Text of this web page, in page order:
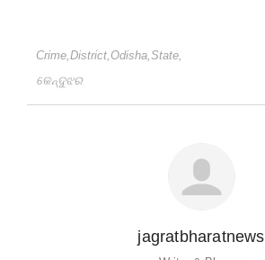
Crime District Odisha State
କେନ୍ଦୁଝର
jagratbharatnews